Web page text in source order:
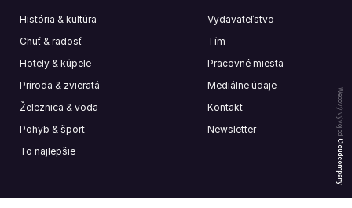
Webový vývoj od
Cloudcompany
História & kultúra
Chuť & radosť
Hotely & kúpele
Príroda & zvieratá
Železnica & voda
Pohyb & šport
To najlepšie
Vydavateľstvo
Tím
Pracovné miesta
Mediálne údaje
Kontakt
Newsletter